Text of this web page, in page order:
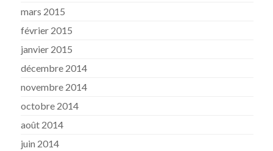
mars 2015
février 2015
janvier 2015
décembre 2014
novembre 2014
octobre 2014
août 2014
juin 2014